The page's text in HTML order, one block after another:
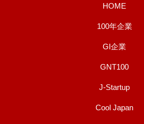
HOME
100年企業
GI企業
GNT100
J-Startup
Cool Japan